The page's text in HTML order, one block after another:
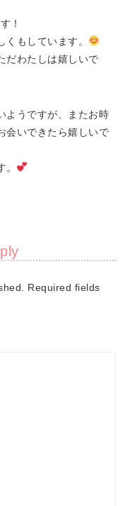
！
もしています。
だわたしは嬉しいで
ようですが、またお時
会いできたら嬉しいで
Required fields